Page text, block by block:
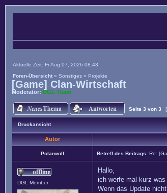
Aktuelle Zeit: Fr Aug 07, 2026 08:43
Foren-Übersicht » Sonstiges » Projekte
[Game] Clan-Wirtschaft
Moderator: DGL-Team
Seite 3 von 3
Druckansicht
Autor
Polarwolf Betreff des Beitrags: Re:
DGL Member
Hallo,
ich werfe mal kurz was
Wenn das Update